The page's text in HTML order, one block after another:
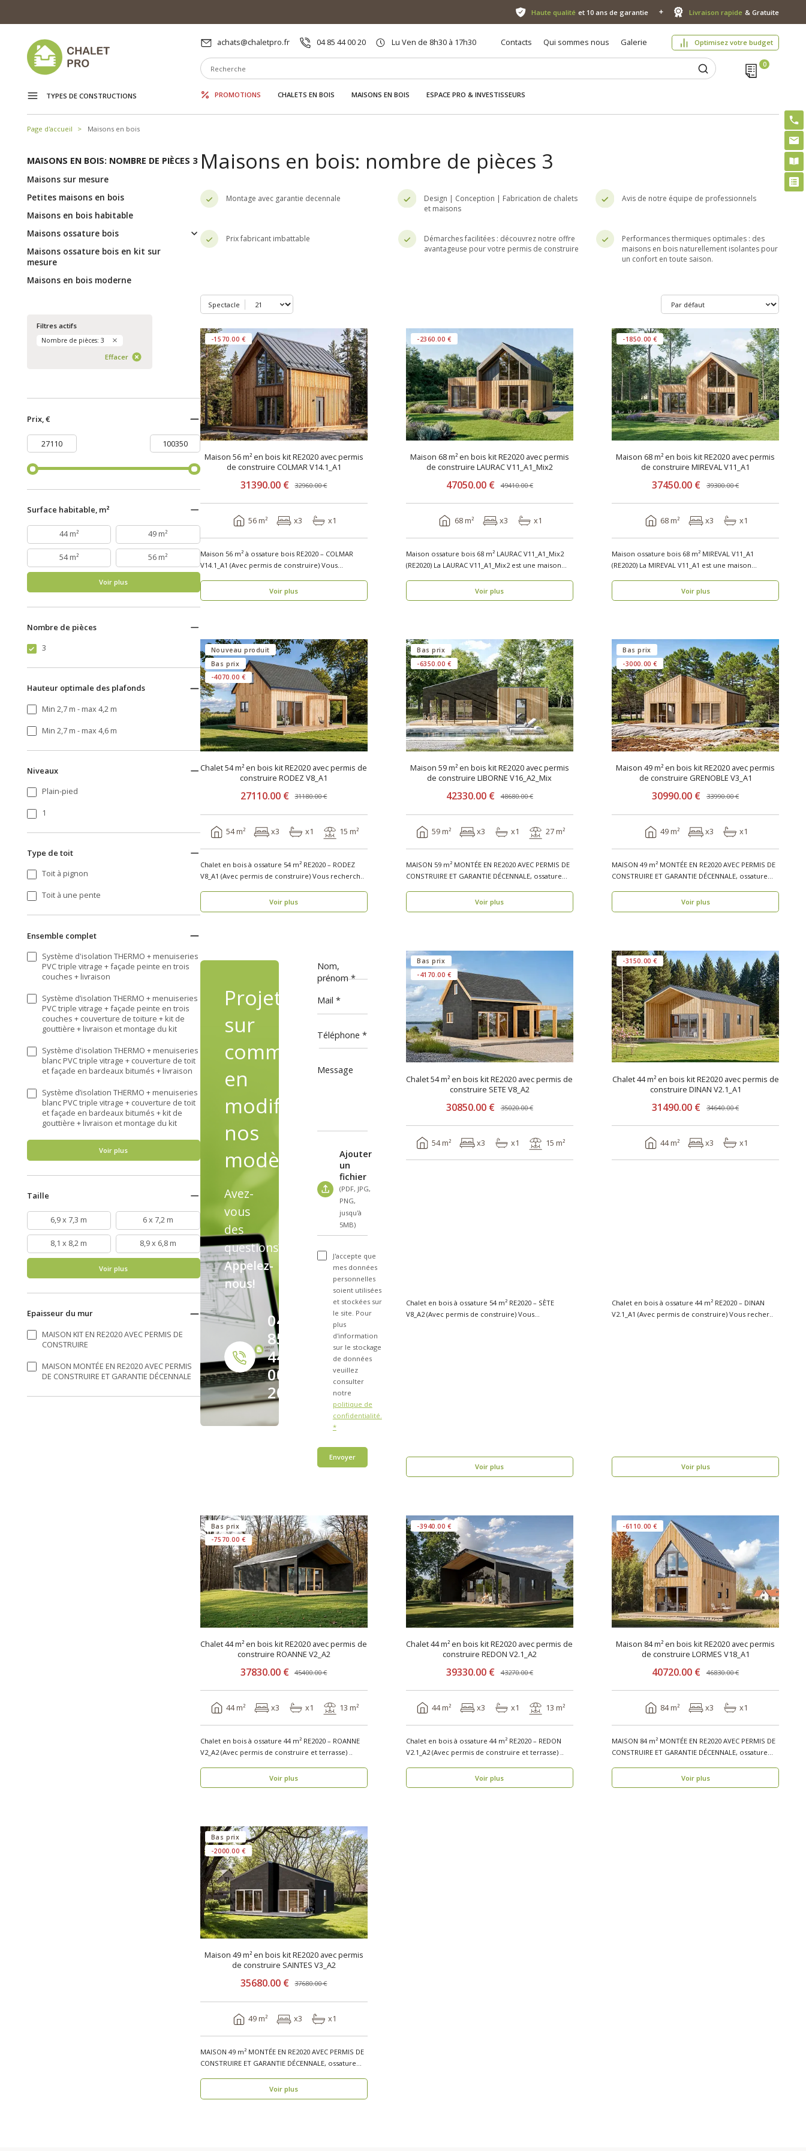
Haute qualité et 10 ans de garantie Livraison rapide & Gratuite
achats@chaletpro.fr 04 85 44 00 20 Lu Ven de 8h30 à 17h30 Contacts Qui sommes nous Galerie Optimisez votre budget
TYPES DE CONSTRUCTIONS PROMOTIONS CHALETS EN BOIS MAISONS EN BOIS ESPACE PRO & INVESTISSEURS
Page d'accueil Maisons en bois
MAISONS EN BOIS: NOMBRE DE PIÈCES 3
Maisons sur mesure
Petites maisons en bois
Maisons en bois habitable
Maisons ossature bois
Maisons ossature bois en kit sur
mesure
Maisons en bois moderne
Filtres actifs
Nombre de pièces: 3
Effacer
Prix, €
Surface habitable, m²
44 m² 49 m²
54 m² 56 m²
Voir plus
Nombre de pièces
3
Hauteur optimale des plafonds
Min 2,7 m - max 4,2 m
Min 2,7 m - max 4,6 m
Niveaux
Plain-pied
1
Type de toit
Toit à pignon
Toit à une pente
Ensemble complet
Système d'isolation THERMO + menuiseries
PVC triple vitrage + façade peinte en trois
couches + livraison
Système d’isolation THERMO + menuiseries
PVC triple vitrage + façade peinte en trois
couches + couverture de toiture + kit de
gouttière + livraison et montage du kit
Système d'isolation THERMO + menuiseries
blanc PVC triple vitrage + couverture de toit
et façade en bardeaux bitumés + livraison
Système d’isolation THERMO + menuiseries
blanc PVC triple vitrage + couverture de toit
et façade en bardeaux bitumés + kit de
gouttière + livraison et montage du kit
Voir plus
Taille
6,9 x 7,3 m 6 x 7,2 m
8,1 x 8,2 m 8,9 x 6,8 m
Voir plus
Epaisseur du mur
MAISON KIT EN RE2020 AVEC PERMIS DE
CONSTRUIRE
MAISON MONTÉE EN RE2020 AVEC PERMIS
DE CONSTRUIRE ET GARANTIE DÉCENNALE
Maisons en bois: nombre de pièces 3
Montage avec garantie decennale
Design | Conception | Fabrication de chalets
et maisons
Avis de notre équipe de professionnels
Prix fabricant imbattable
Démarches facilitées : découvrez notre offre
avantageuse pour votre permis de construire
Performances thermiques optimales : des
maisons en bois naturellement isolantes pour
un confort en toute saison.
Spectacle
-1570.00 €
Maison 56 m² en bois kit RE2020 avec permis
de construire COLMAR V14.1_A1
31390.00 € 32960.00 €
56 m² x3 x1
Maison 56 m² à ossature bois RE2020 – COLMAR
V14.1_A1 (Avec permis de construire) Vous
recherchez..
Voir plus
-2360.00 €
Maison 68 m² en bois kit RE2020 avec permis
de construire LAURAC V11_A1_Mix2
47050.00 € 49410.00 €
68 m² x3 x1
Maison ossature bois 68 m² LAURAC V11_A1_Mix2
(RE2020) La LAURAC V11_A1_Mix2 est une maison
Voir plus
-1850.00 €
Maison 68 m² en bois kit RE2020 avec permis
de construire MIREVAL V11_A1
37450.00 € 39300.00 €
68 m² x3 x1
Maison ossature bois 68 m² MIREVAL V11_A1
(RE2020) La MIREVAL V11_A1 est une maison
Voir plus
Nouveau produit
Bas prix
-4070.00 €
Chalet 54 m² en bois kit RE2020 avec permis de
construire RODEZ V8_A1
27110.00 € 31180.00 €
54 m² x3 x1 15 m²
Chalet en bois à ossature 54 m² RE2020 – RODEZ
V8_A1 (Avec permis de construire) Vous recherch..
Voir plus
Bas prix
-6350.00 €
Maison 59 m² en bois kit RE2020 avec permis
de construire LIBORNE V16_A2_Mix
42330.00 € 48680.00 €
59 m² x3 x1 27 m²
MAISON 59 m² MONTÉE EN RE2020 AVEC PERMIS DE
CONSTRUIRE ET GARANTIE DÉCENNALE, ossature
Voir plus
Bas prix
-3000.00 €
Maison 49 m² en bois kit RE2020 avec permis
de construire GRENOBLE V3_A1
30990.00 € 33990.00 €
49 m² x3 x1
MAISON 49 m² MONTÉE EN RE2020 AVEC PERMIS DE
CONSTRUIRE ET GARANTIE DÉCENNALE, ossature
Voir plus
Projets
sur
commande,
en
modifiant
nos
modèles
Avez-
vous
des
questions?
Appelez-
nous!
04
85
44
00
20
Nom,
prénom
Mail
Téléphone
Message
Ajouter
un
fichier
(PDF, JPG,
PNG,
jusqu'à
5MB)
J'accepte que
mes données
personnelles
soient utilisées
et stockées sur
le site. Pour
plus
d'information
sur le stockage
de données
veuillez
consulter
notre
politique de
confidentialité.
*
Envoyer
Bas prix
-4170.00 €
Chalet 54 m² en bois kit RE2020 avec permis de
construire SETE V8_A2
30850.00 € 35020.00 €
54 m² x3 x1 15 m²
Chalet en bois à ossature 54 m² RE2020 – SÈTE
V8_A2 (Avec permis de construire) Vous
Voir plus
-3150.00 €
Chalet 44 m² en bois kit RE2020 avec permis de
construire DINAN V2.1_A1
31490.00 € 34640.00 €
44 m² x3 x1
Chalet en bois à ossature 44 m² RE2020 – DINAN
V2.1_A1 (Avec permis de construire) Vous recher..
Voir plus
Bas prix
-7570.00 €
Chalet 44 m² en bois kit RE2020 avec permis de
construire ROANNE V2_A2
37830.00 € 45400.00 €
44 m² x3 x1 13 m²
Chalet en bois à ossature 44 m² RE2020 – ROANNE
Voir plus
-3940.00 €
Chalet 44 m² en bois kit RE2020 avec permis de
construire REDON V2.1_A2
39330.00 € 43270.00 €
44 m² x3 x1 13 m²
Chalet en bois à ossature 44 m² RE2020 – REDON
Voir plus
-6110.00 €
Maison 84 m² en bois kit RE2020 avec permis
de construire LORMES V18_A1
40720.00 € 46830.00 €
84 m² x3 x1
MAISON 84 m² MONTÉE EN RE2020 AVEC PERMIS DE
CONSTRUIRE ET GARANTIE DÉCENNALE, ossature
Voir plus
Bas prix
-2000.00 €
Maison 49 m² en bois kit RE2020 avec permis
de construire SAINTES V3_A2
35680.00 € 37680.00 €
49 m² x3 x1
MAISON 49 m² MONTÉE EN RE2020 AVEC PERMIS DE
CONSTRUIRE ET GARANTIE DÉCENNALE, ossature
Voir plus